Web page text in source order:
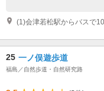
(1)会津若松駅からバスで
25 一ノ俣遊歩道
福島／自然歩道・自然研究路